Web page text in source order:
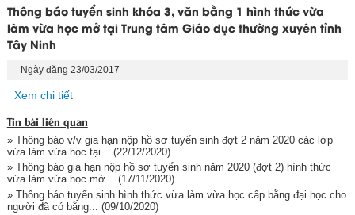
Thông báo tuyển sinh khóa 3, văn bằng 1 hình thức vừa
làm vừa học mở tại Trung tâm Giáo dục thường xuyên tỉnh
Tây Ninh
Ngày đăng 23/03/2017
Xem chi tiết
Tin bài liên quan
» Thông báo v/v gia hạn nộp hồ sơ tuyển sinh đợt 2 năm 2020 các lớp
vừa làm vừa học tại...
(22/12/2020)
» Thông báo gia hạn nộp hồ sơ tuyển sinh năm 2020 (đợt 2) hình thức
vừa làm vừa học mở... (17/11/2020)
» Thông báo tuyển sinh hình thức vừa làm vừa học cấp bằng đại học cho
người đã có bằng...
(09/10/2020)